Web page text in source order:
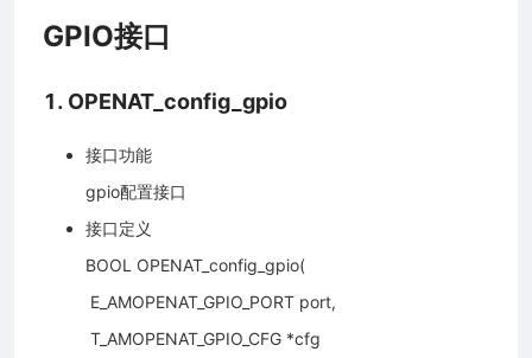
GPIO接口
1. OPENAT_config_gpio
接口功能
gpio配置接口
接口定义
BOOL OPENAT_config_gpio(
​ E_AMOPENAT_GPIO_PORT port,
​ T_AMOPENAT_GPIO_CFG *cfg